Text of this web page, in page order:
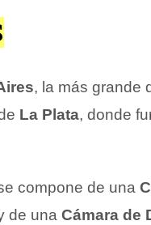
, la más grande
La Plata, donde
compone de una
de una Cámara de